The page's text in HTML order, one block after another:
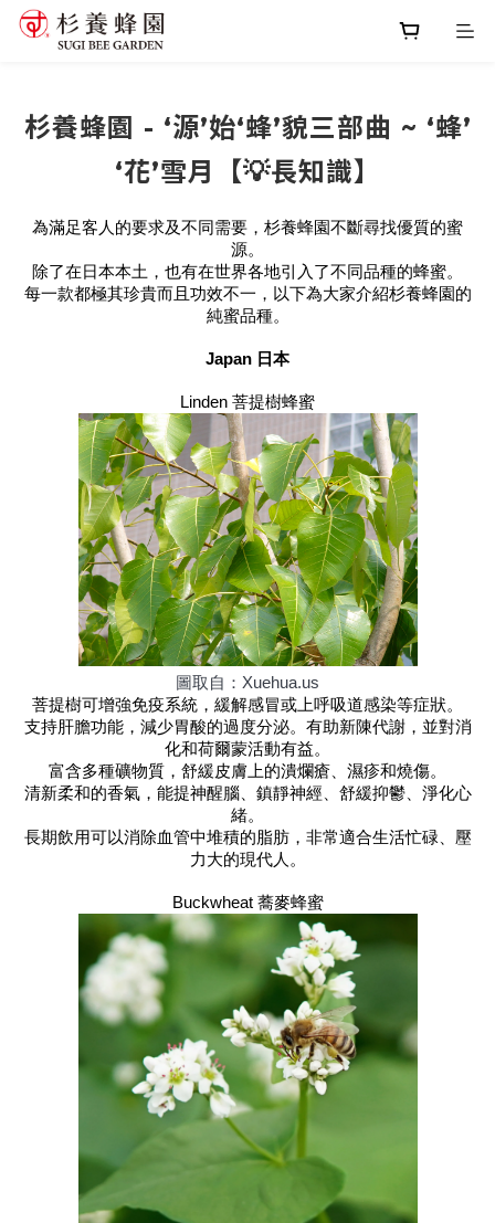
杉養蜂園 - ‘源’始‘蜂’貌三部曲 ~ ‘蜂’
‘花’雪月【💡長知識】
為滿足客人的要求及不同需要，杉養蜂園不斷尋找優質的蜜
源。
除了在日本本土，也有在世界各地引入了不同品種的蜂蜜。
每一款都極其珍貴而且功效不一，以下為大家介紹杉養蜂園的
純蜜品種。
Japan 日本
Linden 菩提樹蜂蜜
圖取自：Xuehua.us
菩提樹可增強免疫系統，緩解感冒或上呼吸道感染等症狀。
支持肝膽功能，減少胃酸的過度分泌。有助新陳代謝，並對消
化和荷爾蒙活動有益。
富含多種礦物質，舒緩皮膚上的潰爛瘡、濕疹和燒傷。
清新柔和的香氣，能提神醒腦、鎮靜神經、舒緩抑鬱、淨化心
緒。
長期飲用可以消除血管中堆積的脂肪，非常適合生活忙碌、壓
力大的現代人。
Buckwheat 蕎麥蜂蜜